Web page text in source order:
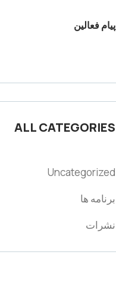
پیام فعالین
ALL CATEGORIES
Uncategorized
برنامه ها
نشرات